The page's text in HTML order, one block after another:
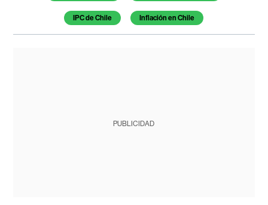
IPC de Chile Inflación en Chile
PUBLICIDAD